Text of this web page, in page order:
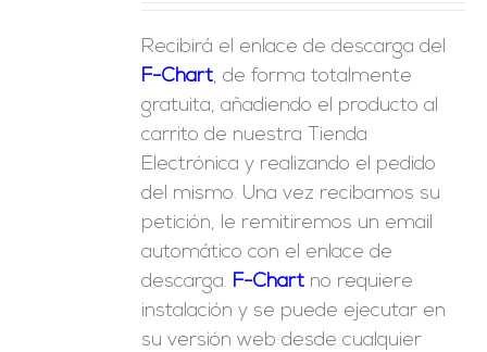
Recibirá el enlace de descarga del
F-Chart, de forma totalmente
gratuita, añadiendo el producto al
carrito de nuestra Tienda
Electrónica y realizando el pedido
del mismo. Una vez recibamos su
petición, le remitiremos un email
automático con el enlace de
descarga. F-Chart no requiere
instalación y se puede ejecutar en
su versión web desde cualquier